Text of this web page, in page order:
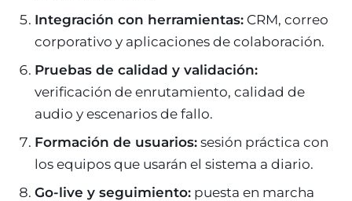
Integración con herramientas: CRM, correo
corporativo y aplicaciones de colaboración.
Pruebas de calidad y validación:
verificación de enrutamiento, calidad de
audio y escenarios de fallo.
Formación de usuarios: sesión práctica con
los equipos que usarán el sistema a diario.
Go-live y seguimiento: puesta en marcha